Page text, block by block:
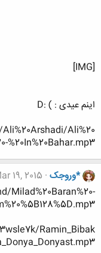
[IMG]
اینم عیدی : ) :D
Ali%20
%20In%20Bahar.mp3
*وروجک 19, 2015
Ramin_Bibak